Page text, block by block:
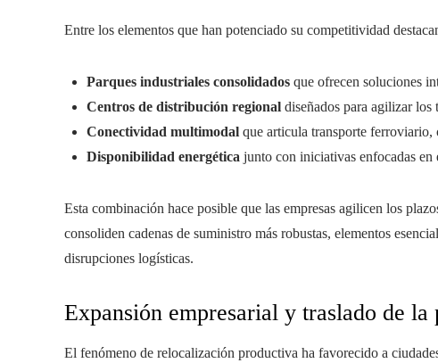
Entre los elementos que han potenciado su competitividad
Parques industriales consolidados que ofrecen soluciones
Centros de distribución regional diseñados para agilizar
Conectividad multimodal que articula transporte ferroviario,
Disponibilidad energética junto con iniciativas enfocadas
Esta combinación hace posible que las empresas agilicen los
consoliden cadenas de suministro más robustas, elementos
disrupciones logísticas.
Expansión empresarial y traslado de la
El fenómeno de relocalización productiva ha favorecido a